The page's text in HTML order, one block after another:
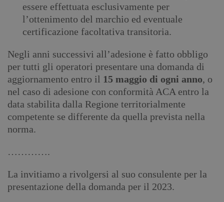
essere effettuata esclusivamente per
l’ottenimento del marchio ed eventuale
certificazione facoltativa transitoria.
Negli anni successivi all’adesione è fatto obbligo
per tutti gli operatori presentare una domanda di
aggiornamento entro il 15 maggio di ogni anno, o
nel caso di adesione con conformità ACA entro la
data stabilita dalla Regione territorialmente
competente se differente da quella prevista nella
norma.
………….
La invitiamo a rivolgersi al suo consulente per la
presentazione della domanda per il 2023.